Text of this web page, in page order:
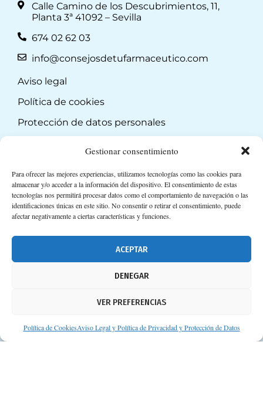
Gestionar consentimiento
Para ofrecer las mejores experiencias, utilizamos tecnologías como las cookies para
almacenar y/o acceder a la información del dispositivo. El consentimiento de estas
tecnologías nos permitirá procesar datos como el comportamiento de navegación o las
identificaciones únicas en este sitio. No consentir o retirar el consentimiento, puede
afectar negativamente a ciertas características y funciones.
ACEPTAR
DENEGAR
VER PREFERENCIAS
Política de CookiesAviso Legal y Política de Privacidad y Protección de Datos
Calle Camino de los Descubrimientos, 11,
Planta 3ª 41092 – Sevilla
674 02 62 03
info@consejosdetufarmaceutico.com
Aviso legal
Política de cookies
Protección de datos personales